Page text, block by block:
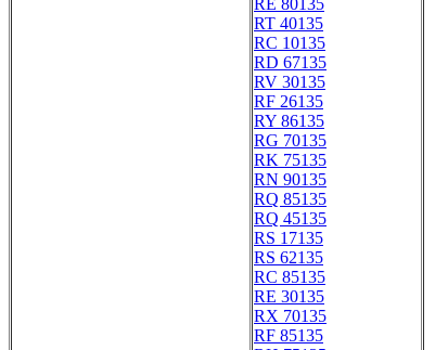
RE 80135
RT 40135
RC 10135
RD 67135
RV 30135
RF 26135
RY 86135
RG 70135
RK 75135
RN 90135
RQ 85135
RQ 45135
RS 17135
RS 62135
RC 85135
RE 30135
RX 70135
RF 85135